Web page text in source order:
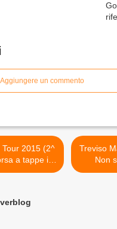
Aggiungere un commento
a tappe in
luoghi del
Treviso
Non